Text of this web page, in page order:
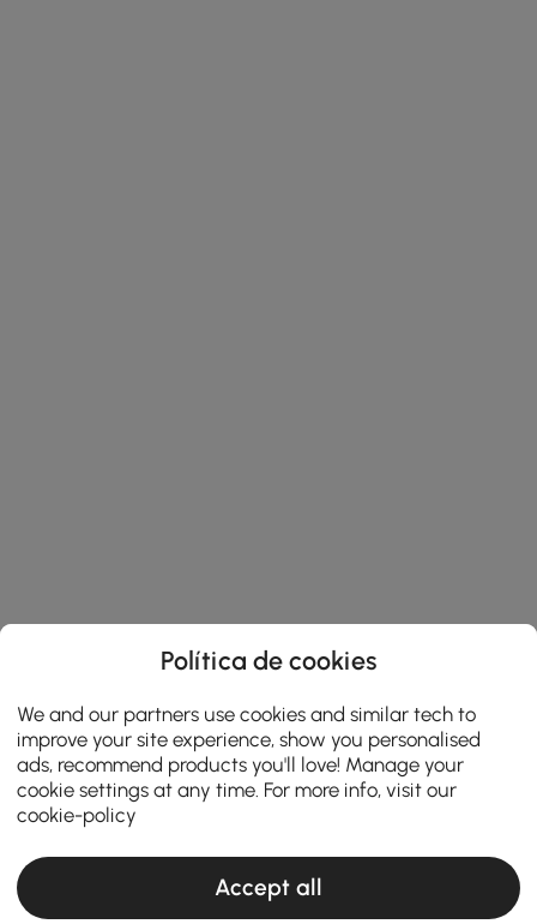
Política de cookies
We and our partners use cookies and similar tech to
improve your site experience, show you personalised
ads, recommend products you'll love! Manage your
cookie settings at any time. For more info, visit our
cookie-policy
Accept all